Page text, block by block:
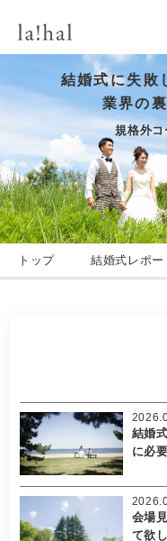
結婚式に失敗
業界の
規格外
トップ 結婚式レポー
結婚
に必
会場
て欲